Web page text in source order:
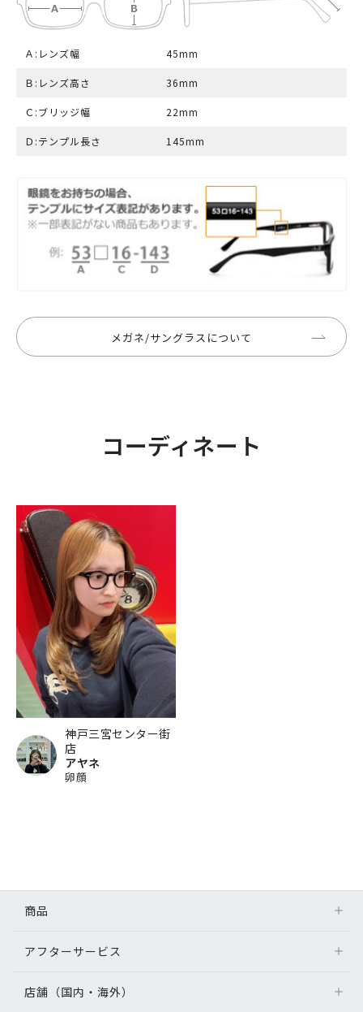
Ａ:レンズ幅 45mm
Ｂ:レンズ高さ 36mm
Ｃ:ブリッジ幅 22mm
Ｄ:テンプル長さ 145mm
メガネ/サングラスについて
コーディネート
神戸三宮センター街
店
アヤネ
卵顔
商品
アフターサービス
店舗（国内・海外）